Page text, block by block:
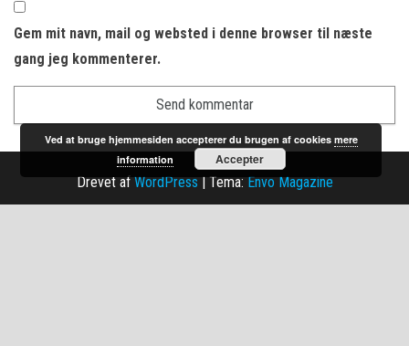
Gem mit navn, mail og websted i denne browser til næste
gang jeg kommenterer.
Drevet afWordPress |Tema:Envo Magazine
Ved at bruge hjemmesiden accepterer du brugen af cookies mere
information
Accepter